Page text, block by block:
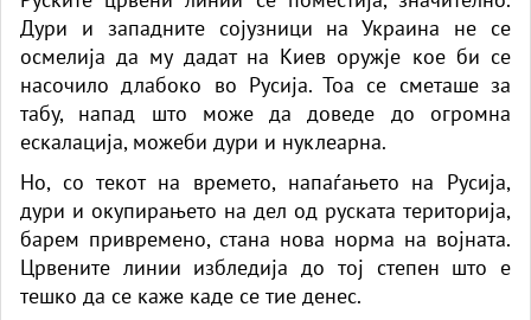
Дури и западните сојузници на Украина не се
осмелија да му дадат на Киев оружје кое би се
насочило длабоко во Русија. Тоа се сметаше за
табу, напад што може да доведе до огромна
ескалација, можеби дури и нуклеарна.
Но, со текот на времето, напаѓањето на Русија,
дури и окупирањето на дел од руската територија,
барем привремено, стана нова норма на војната.
Црвените линии избледија до тој степен што е
тешко да се каже каде се тие денес.